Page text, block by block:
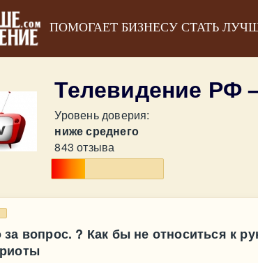
ПОМОГАЕТ БИЗНЕСУ СТАТЬ
Телевидение РФ
Уровень доверия:
ниже среднего
843 отзыва
за вопрос. ? Как бы не относиться к